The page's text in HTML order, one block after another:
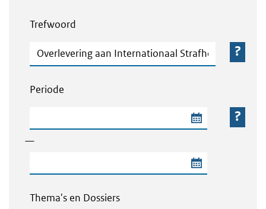
Trefwoord
Trefwoord
Periode
—
Thema's en Dossiers